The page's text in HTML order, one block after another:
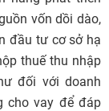
vốn dồi dào,
đầu tư cơ sở hạ
thuế thu nhập
đối với doanh
cho vay để đáp